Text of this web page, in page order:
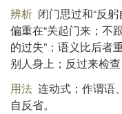
辨析 闭门思过和“反
偏重在“关起门来；不
的过失”；语义比后者
别人身上；反过来检
用法 连动式；作谓语
自反省。